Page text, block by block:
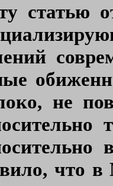
статью
не
что в